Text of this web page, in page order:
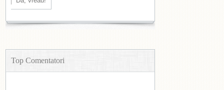
Top Comentatori